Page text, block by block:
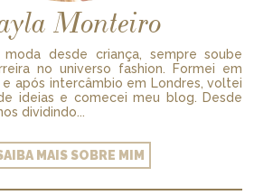
Monteiro
moda desde criança, sempre soube
no universo fashion. Formei em
e após intercâmbio em Londres, voltei
ideias e comecei meu blog. Desde
dividindo...
MAIS SOBRE MIM